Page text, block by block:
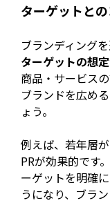
ターゲットと
ブランディング
ターゲットの想定
商品・サービス
ブランドを広め
ょう。
例えば、若年層
PRが効果的です
ーゲットを明確
うになり、ブラ